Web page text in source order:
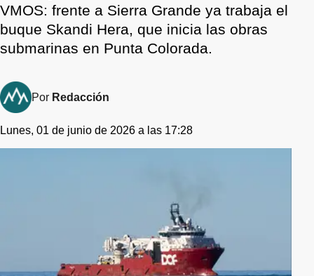
VMOS: frente a Sierra Grande ya trabaja el
buque Skandi Hera, que inicia las obras
submarinas en Punta Colorada.
Por Redacción
Lunes, 01 de junio de 2026 a las 17:28